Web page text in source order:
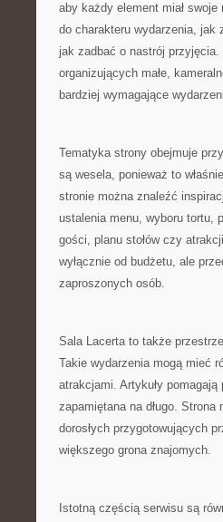
aby każdy element miał
do charakteru wydarzenia, jak
jak zadbać o nastrój
organizujących małe,
bardziej wymagające
Tematyka strony obejmuje
są wesela, ponieważ to
stronie można znaleźć
ustalenia menu, wyboru tortu,
gości, planu stołów czy
wyłącznie od budżetu, ale
zaproszonych osób.
Sala Lacerta to także
Takie wydarzenia mogą mieć
atrakcjami. Artykuły
zapamiętana na długo.
dorosłych przygotowujących
większego grona znajomych.
Istotną częścią serwisu są